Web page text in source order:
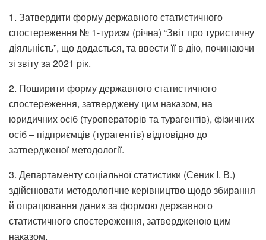
1. Затвердити форму державного статистичного
спостереження № 1-туризм (річна) “Звіт про туристичну
діяльність”, що додається, та ввести її в дію, починаючи
зі звіту за 2021 рік.
2. Поширити форму державного статистичного
спостереження, затверджену цим наказом, на
юридичних осіб (туроператорів та турагентів), фізичних
осіб – підприємців (турагентів) відповідно до
затвердженої методології.
3. Департаменту соціальної статистики (Сеник І. В.)
здійснювати методологічне керівництво щодо збирання
й опрацювання даних за формою державного
статистичного спостереження, затвердженою цим
наказом.